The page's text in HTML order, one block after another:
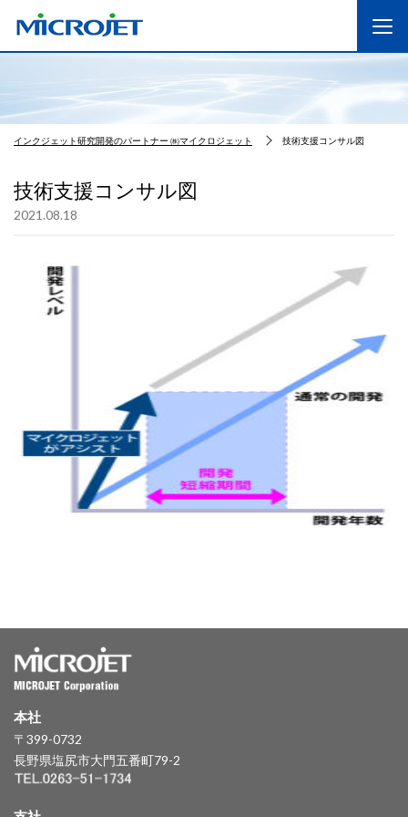
インクジェット研究開発のパートナー ㈱マイクロジェット 技術支援コンサル図
技術支援コンサル図
2021.08.18
本社
〒399-0732
長野県塩尻市大門五番町79-2